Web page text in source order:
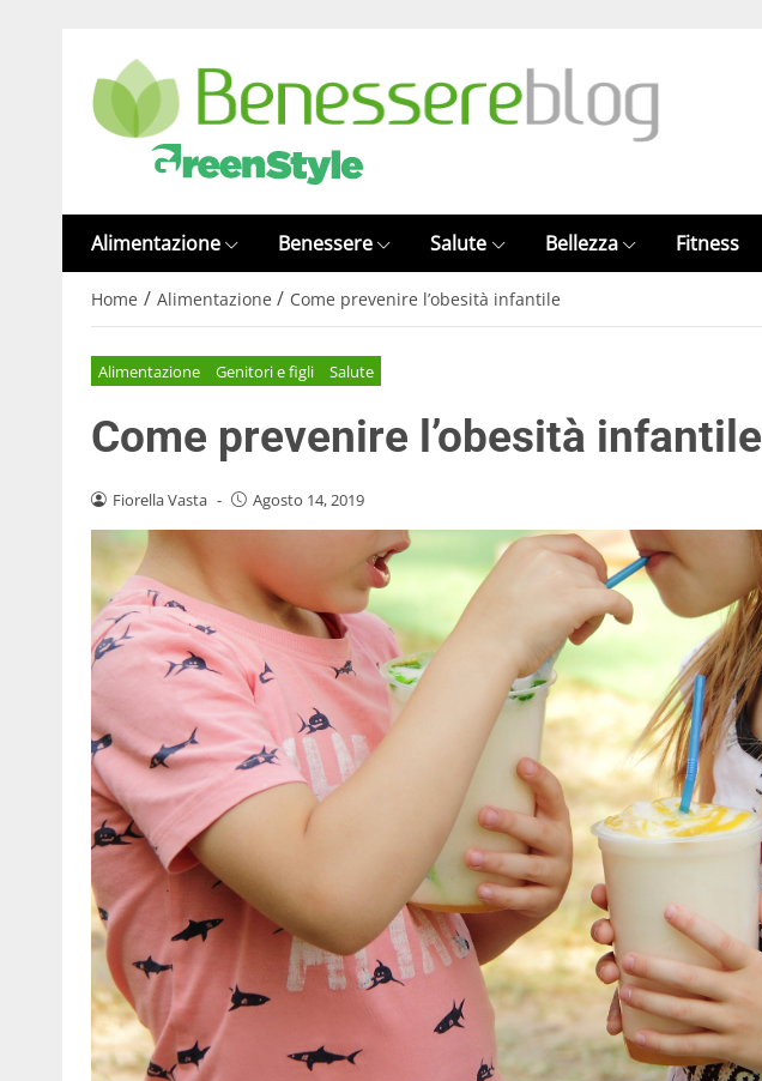
Alimentazione Benessere Salute Bellezza Fitness
Home / Alimentazione / Come prevenire l’obesità infantile
Alimentazione Genitori e figli Salute
Come prevenire l’obesità infantile
Fiorella Vasta - Agosto 14, 2019